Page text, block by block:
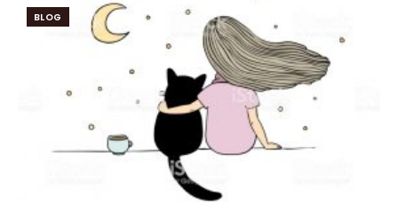
BLOG